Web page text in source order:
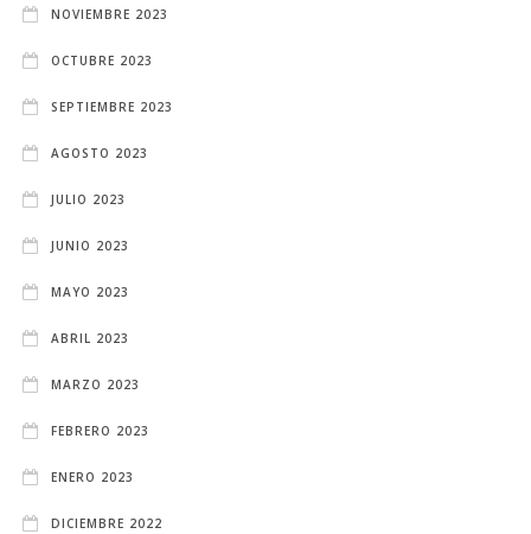
NOVIEMBRE 2023
OCTUBRE 2023
SEPTIEMBRE 2023
AGOSTO 2023
JULIO 2023
JUNIO 2023
MAYO 2023
ABRIL 2023
MARZO 2023
FEBRERO 2023
ENERO 2023
DICIEMBRE 2022